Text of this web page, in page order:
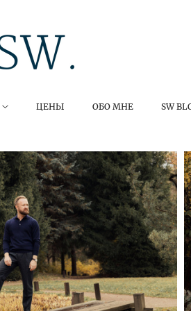
ЦЕНЫ ОБО МНЕ SW